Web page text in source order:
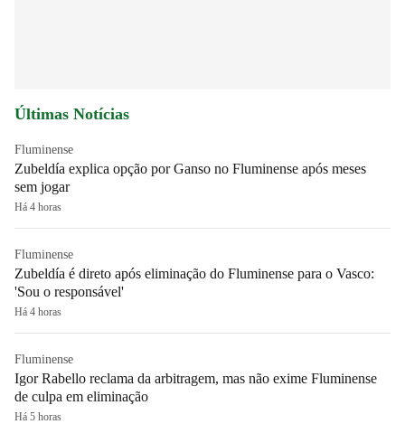
Últimas Notícias
Fluminense
Zubeldía explica opção por Ganso no Fluminense após meses
sem jogar
Há 4 horas
Fluminense
Zubeldía é direto após eliminação do Fluminense para o Vasco:
'Sou o responsável'
Há 4 horas
Fluminense
Igor Rabello reclama da arbitragem, mas não exime Fluminense
de culpa em eliminação
Há 5 horas